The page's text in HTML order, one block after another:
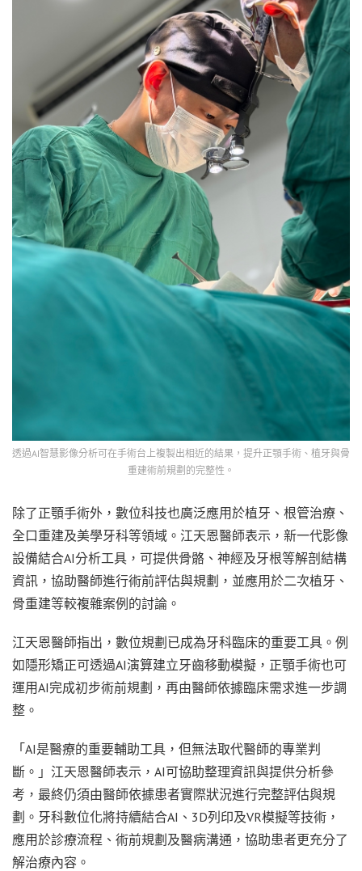
透過AI智慧影像分析可在手術台上複製出相近的結果，提升正顎手術、植牙與骨
重建術前規劃的完整性。
除了正顎手術外，數位科技也廣泛應用於植牙、根管治療、
全口重建及美學牙科等領域。江天恩醫師表示，新一代影像
設備結合AI分析工具，可提供骨骼、神經及牙根等解剖結構
資訊，協助醫師進行術前評估與規劃，並應用於二次植牙、
骨重建等較複雜案例的討論。
江天恩醫師指出，數位規劃已成為牙科臨床的重要工具。例
如隱形矯正可透過AI演算建立牙齒移動模擬，正顎手術也可
運用AI完成初步術前規劃，再由醫師依據臨床需求進一步調
整。
「AI是醫療的重要輔助工具，但無法取代醫師的專業判
斷。」江天恩醫師表示，AI可協助整理資訊與提供分析參
考，最終仍須由醫師依據患者實際狀況進行完整評估與規
劃。牙科數位化將持續結合AI、3D列印及VR模擬等技術，
應用於診療流程、術前規劃及醫病溝通，協助患者更充分了
解治療內容。